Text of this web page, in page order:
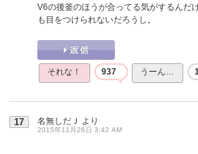
V6の後釜のほうが合ってる気がするんだ
も目をつけられないだろうし。
それな！ 937 うーん…
17 名無しだＪ より
2015年11月26日 3:42 AM